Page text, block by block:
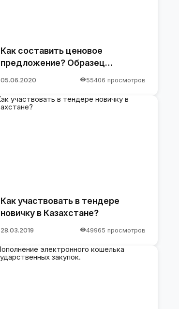
Как составить ценовое
предложение? Образец
05.06.2020 55406 просмотров
Как участвовать в тендере
новичку в Казахстане?
28.03.2019 49965 просмотров